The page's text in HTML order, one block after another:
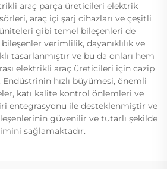
araç parça üreticileri elektrik
araç içi şarj cihazları ve çeşitli
gibi temel bileşenleri de
verimlilik, dayanıklılık ve
tasarlanmıştır ve bu da onları hem
elektrikli araç üreticileri için cazip
hızlı büyümesi, önemli
katı kalite kontrol önlemleri ve
entegrasyonu ile desteklenmiştir ve
güvenilir ve tutarlı şekilde
sağlamaktadır.